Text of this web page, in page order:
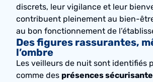
discrets, leur vigilance et leur
contribuent pleinement au bien-
au bon fonctionnement de
Des figures rassurantes,
l’ombre
Les veilleurs de nuit sont identifiés
comme des présences